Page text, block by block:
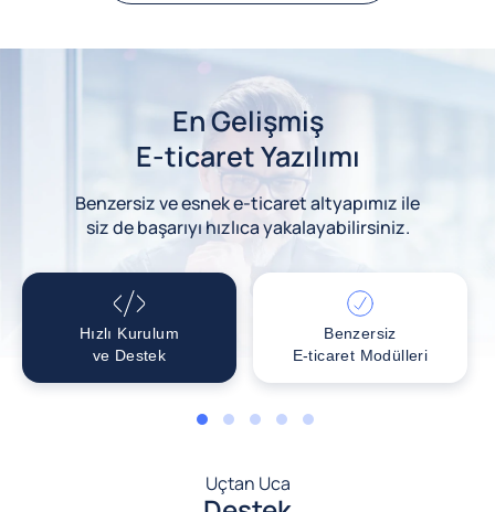
En Gelişmiş
E-ticaret Yazılımı
Benzersiz ve esnek e-ticaret altyapımız ile
siz de başarıyı hızlıca yakalayabilirsiniz.
Hızlı Kurulum
ve Destek
Benzersiz
E-ticaret Modülleri
1 2 3 4 5
Uçtan Uca